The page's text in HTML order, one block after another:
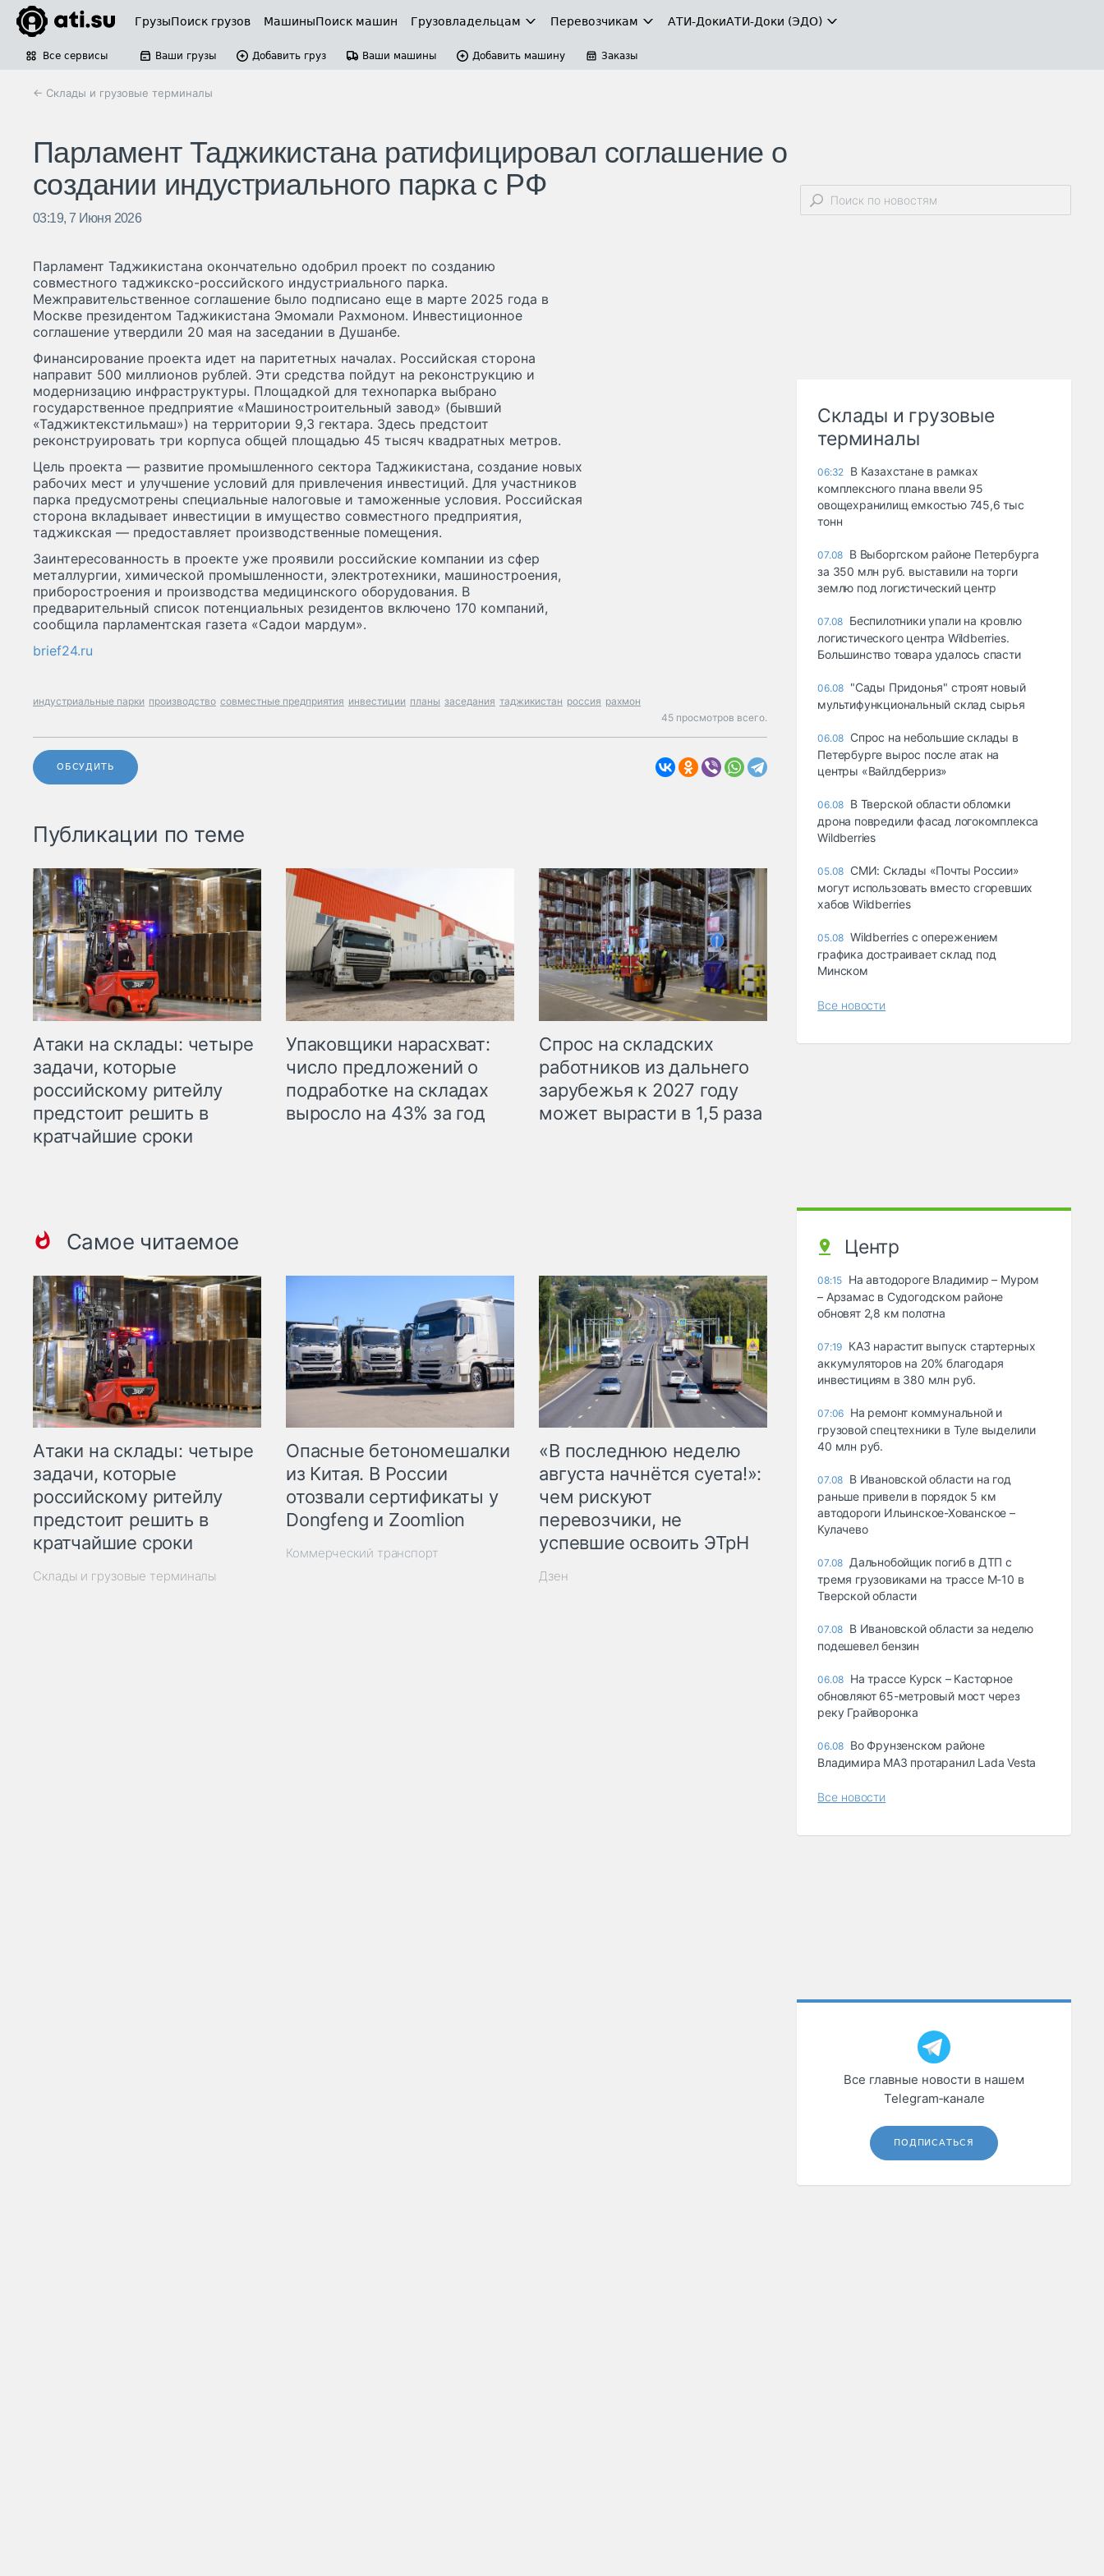
ГрузыПоиск грузов МашиныПоиск машин Грузовладельцам Перевозчикам АТИ-ДокиАТИ-Доки (ЭДО)
Все сервисы Ваши грузы Добавить груз Ваши машины Добавить машину Заказы
← Склады и грузовые терминалы
Парламент Таджикистана ратифицировал соглашение о
создании индустриального парка с РФ
03:19, 7 Июня 2026
Парламент Таджикистана окончательно одобрил проект по созданию
совместного таджикско-российского индустриального парка.
Межправительственное соглашение было подписано еще в марте 2025 года в
Москве президентом Таджикистана Эмомали Рахмоном. Инвестиционное
соглашение утвердили 20 мая на заседании в Душанбе.
Финансирование проекта идет на паритетных началах. Российская сторона
направит 500 миллионов рублей. Эти средства пойдут на реконструкцию и
модернизацию инфраструктуры. Площадкой для технопарка выбрано
государственное предприятие «Машиностроительный завод» (бывший
«Таджиктекстильмаш») на территории 9,3 гектара. Здесь предстоит
реконструировать три корпуса общей площадью 45 тысяч квадратных метров.
Цель проекта — развитие промышленного сектора Таджикистана, создание новых
рабочих мест и улучшение условий для привлечения инвестиций. Для участников
парка предусмотрены специальные налоговые и таможенные условия. Российская
сторона вкладывает инвестиции в имущество совместного предприятия,
таджикская — предоставляет производственные помещения.
Заинтересованность в проекте уже проявили российские компании из сфер
металлургии, химической промышленности, электротехники, машиностроения,
приборостроения и производства медицинского оборудования. В
предварительный список потенциальных резидентов включено 170 компаний,
сообщила парламентская газета «Садои мардум».
brief24.ru
индустриальные парки производство совместные предприятия инвестиции планы заседания таджикистан россия рахмон
45 просмотров всего.
ОБСУДИТЬ
Публикации по теме
Атаки на склады: четыре
задачи, которые
российскому ритейлу
предстоит решить в
кратчайшие сроки
Упаковщики нарасхват:
число предложений о
подработке на складах
выросло на 43% за год
Спрос на складских
работников из дальнего
зарубежья к 2027 году
может вырасти в 1,5 раза
Самое читаемое
Атаки на склады: четыре
задачи, которые
российскому ритейлу
предстоит решить в
кратчайшие сроки
Склады и грузовые терминалы
Опасные бетономешалки
из Китая. В России
отозвали сертификаты у
Dongfeng и Zoomlion
Коммерческий транспорт
«В последнюю неделю
августа начнётся суета!»:
чем рискуют
перевозчики, не
успевшие освоить ЭТрН
Дзен
Склады и грузовые
терминалы
06:32 В Казахстане в рамках
комплексного плана ввели 95
овощехранилищ емкостью 745,6 тыс
тонн
07.08 В Выборгском районе Петербурга
за 350 млн руб. выставили на торги
землю под логистический центр
07.08 Беспилотники упали на кровлю
логистического центра Wildberries.
Большинство товара удалось спасти
06.08 "Сады Придонья" строят новый
мультифункциональный склад сырья
06.08 Спрос на небольшие склады в
Петербурге вырос после атак на
центры «Вайлдберриз»
06.08 В Тверской области обломки
дрона повредили фасад логокомплекса
Wildberries
05.08 СМИ: Склады «Почты России»
могут использовать вместо сгоревших
хабов Wildberries
05.08 Wildberries с опережением
графика достраивает склад под
Минском
Все новости
Центр
08:15 На автодороге Владимир – Муром
– Арзамас в Судогодском районе
обновят 2,8 км полотна
07:19 КАЗ нарастит выпуск стартерных
аккумуляторов на 20% благодаря
инвестициям в 380 млн руб.
07:06 На ремонт коммунальной и
грузовой спецтехники в Туле выделили
40 млн руб.
07.08 В Ивановской области на год
раньше привели в порядок 5 км
автодороги Ильинское-Хованское –
Кулачево
07.08 Дальнобойщик погиб в ДТП с
тремя грузовиками на трассе М-10 в
Тверской области
07.08 В Ивановской области за неделю
подешевел бензин
06.08 На трассе Курск – Касторное
обновляют 65-метровый мост через
реку Грайворонка
06.08 Во Фрунзенском районе
Владимира МАЗ протаранил Lada Vesta
Все новости
Все главные новости в нашем
Telegram‑канале
ПОДПИСАТЬСЯ